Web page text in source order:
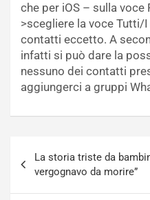
che per iOS – sulla
>scegliere la voce
contatti eccetto. A
infatti si può dare la
nessuno dei contatti
aggiungerci a gruppi
articoli
La storia triste da
vergognavo da morire”